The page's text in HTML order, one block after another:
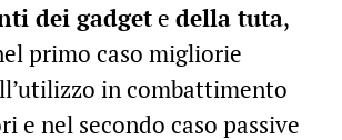
dei gadgete della tuta,
primo caso migliorie
in combattimento
e nel secondo caso passive